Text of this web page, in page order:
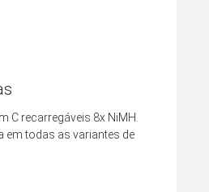
C recarregáveis 8x NiMH.
em todas as variantes de